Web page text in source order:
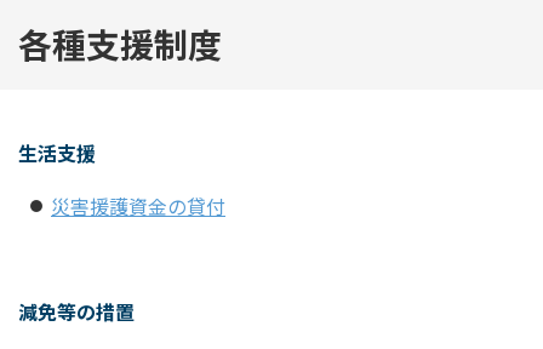
各種支援制度
生活支援
災害援護資金の貸付
減免等の措置